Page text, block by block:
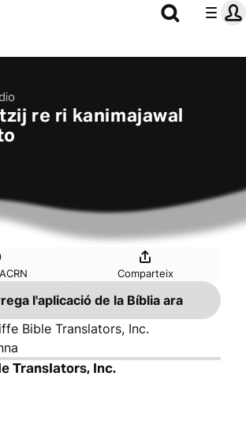
re ri kanimajawal
Comparteix
l'aplicació de la Bíblia ara
Bible Translators, Inc.
Translators, Inc.